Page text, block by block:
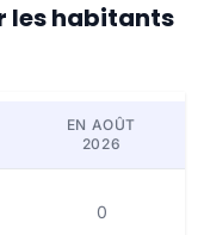
les habitants
EN AOÛT
2026
0